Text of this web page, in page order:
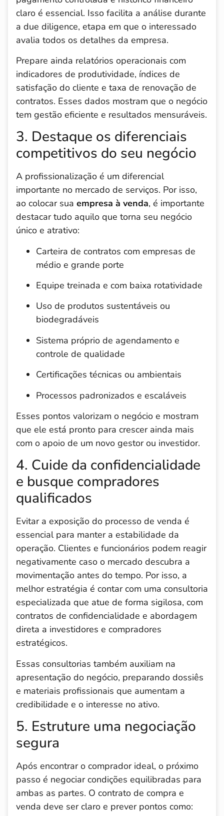
claro é essencial. Isso facilita a análise durante
a due diligence, etapa em que o interessado
avalia todos os detalhes da empresa.
Prepare ainda relatórios operacionais com
indicadores de produtividade, índices de
satisfação do cliente e taxa de renovação de
contratos. Esses dados mostram que o negócio
tem gestão eficiente e resultados mensuráveis.
3. Destaque os diferenciais
competitivos do seu negócio
A profissionalização é um diferencial
importante no mercado de serviços. Por isso,
ao colocar sua empresa à venda, é importante
destacar tudo aquilo que torna seu negócio
único e atrativo:
Carteira de contratos com empresas de
médio e grande porte
Equipe treinada e com baixa rotatividade
Uso de produtos sustentáveis ou
biodegradáveis
Sistema próprio de agendamento e
controle de qualidade
Certificações técnicas ou ambientais
Processos padronizados e escaláveis
Esses pontos valorizam o negócio e mostram
que ele está pronto para crescer ainda mais
com o apoio de um novo gestor ou investidor.
4. Cuide da confidencialidade
e busque compradores
qualificados
Evitar a exposição do processo de venda é
essencial para manter a estabilidade da
operação. Clientes e funcionários podem reagir
negativamente caso o mercado descubra a
movimentação antes do tempo. Por isso, a
melhor estratégia é contar com uma consultoria
especializada que atue de forma sigilosa, com
contratos de confidencialidade e abordagem
direta a investidores e compradores
estratégicos.
Essas consultorias também auxiliam na
apresentação do negócio, preparando dossiês
e materiais profissionais que aumentam a
credibilidade e o interesse no ativo.
5. Estruture uma negociação
segura
Após encontrar o comprador ideal, o próximo
passo é negociar condições equilibradas para
ambas as partes. O contrato de compra e
venda deve ser claro e prever pontos como: